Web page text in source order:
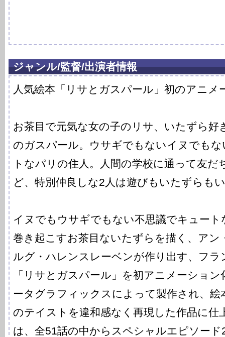
ジャンル/監督/出演者情報
人気絵本「リサとガスパール」初のアニメ
お茶目で元気な女の子のリサ、いたずら好
のガスパール。ウサギでもないイヌでも
トなパリの住人。人間の学校に通って友だ
ど、特別仲良しな2人は遊びもいたずらも
イヌでもウサギでもない不思議でキュー
巻き起こすお茶目ないたずらを描く、アン
ルグ・ハレンスレーベンが作り出す、フラ
「リサとガスパール」を初アニメーショ
ータグラフィックスによって製作され、絵
のテイストを違和感なく再現した作品に仕
は、全51話の中からスペシャルエピソー